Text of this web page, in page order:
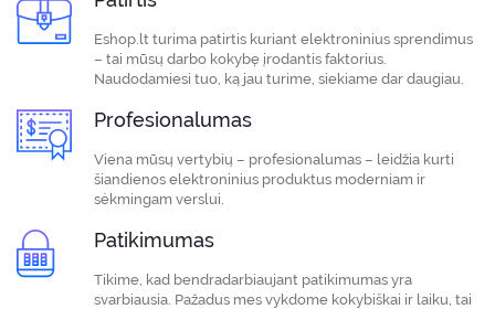
Eshop.lt turima patirtis kuriant elektroninius sprendimus
– tai mūsų darbo kokybę įrodantis faktorius.
Naudodamiesi tuo, ką jau turime, siekiame dar daugiau.
Profesionalumas
Viena mūsų vertybių – profesionalumas – leidžia kurti
šiandienos elektroninius produktus moderniam ir
sėkmingam verslui.
Patikimumas
Tikime, kad bendradarbiaujant patikimumas yra
svarbiausia. Pažadus mes vykdome kokybiškai ir laiku, tai